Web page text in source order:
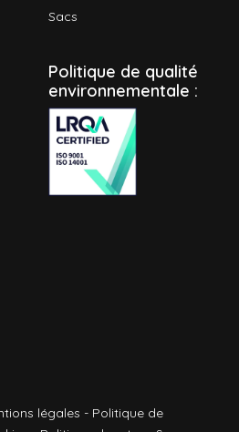
Sacs
Politique de qualité
environnementale :
légales - Politique de